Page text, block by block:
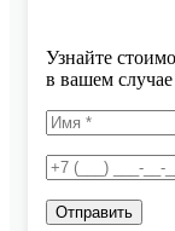
Узнайте
в вашем случае